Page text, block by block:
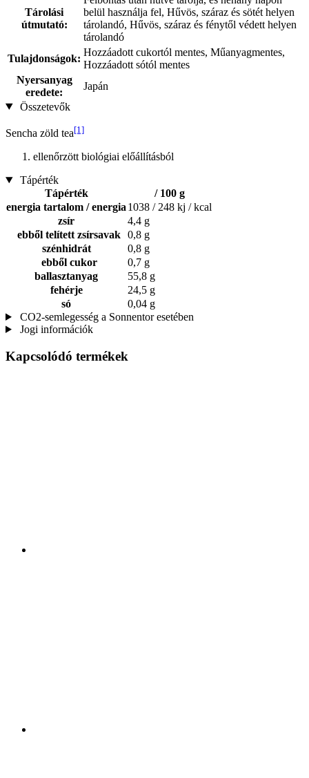
Tárolási
útmutató:
belül használja fel, Hűvös, száraz és sötét helyen
tárolandó, Hűvös, száraz és fénytől védett helyen
tárolandó
Tulajdonságok:
Hozzáadott cukortól mentes, Műanyagmentes,
Hozzáadott sótól mentes
Nyersanyag
eredete:
Japán
Összetevők
Sencha zöld tea[1]
ellenőrzött biológiai előállításból
Tápérték
Tápérték
/ 100 g
energia tartalom / energia 1038 / 248 kj / kcal
zsír
4,4 g
ebből telített zsírsavak 0,8 g
szénhidrát
0,8 g
ebből cukor
0,7 g
ballasztanyag
55,8 g
fehérje
24,5 g
só
0,04 g
CO2-semlegesség a Sonnentor esetében
Jogi információk
Kapcsolódó termékek